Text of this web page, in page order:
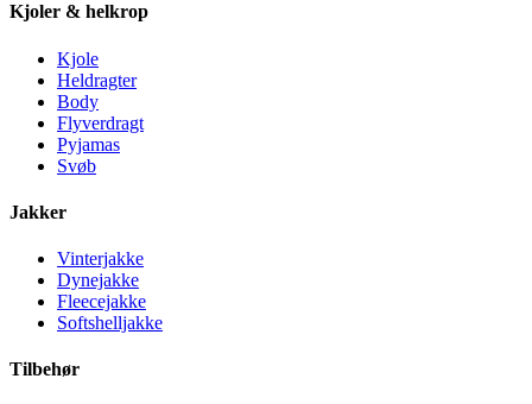
Kjoler & helkrop
Kjole
Heldragter
Body
Flyverdragt
Pyjamas
Svøb
Jakker
Vinterjakke
Dynejakke
Fleecejakke
Softshelljakke
Tilbehør